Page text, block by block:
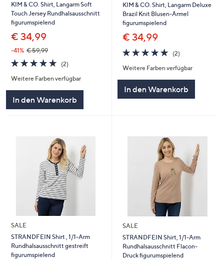
KIM & CO. Shirt, Langarm Soft
Touch Jersey Rundhalsausschnitt
figurumspielend
€ 34,99
-41% € 59,99
5.0
von
5
(2)2
Weitere Farben verfügbar
In den Warenkorb
KIM & CO. Shirt, Langarm Deluxe
Brazil Knit Blusen-Ärmel
figurumspielend
€ 34,99
5.0
von
5
(2)2
Weitere Farben verfügbar
In den Warenkorb
SALE
STRANDFEIN Shirt , 1/1-Arm
Rundhalsausschnitt gestreift
figurumspielend
SALE
STRANDFEIN Shirt, 1/1-Arm
Rundhalsausschnitt Flacon-
Druck figurumspielend